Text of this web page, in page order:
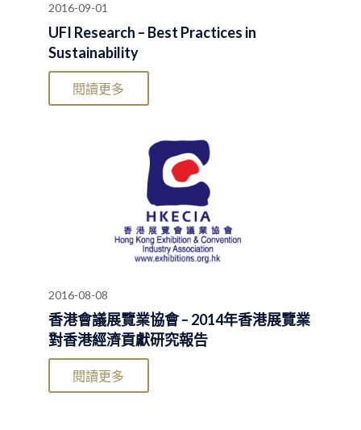
2016-09-01
UFI Research – Best Practices in
Sustainability
閱讀更多
2016-08-08
香港會議展覽業協會 – 2014年香港展覽業
對香港經濟貢獻研究報告
閱讀更多